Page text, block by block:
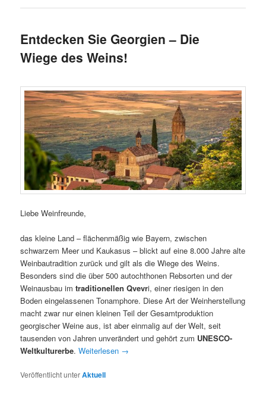
Entdecken Sie Georgien – Die
Wiege des Weins!
Liebe Weinfreunde,
das kleine Land – flächenmäßig wie Bayern, zwischen
schwarzem Meer und Kaukasus – blickt auf eine 8.000 Jahre alte
Weinbautradition zurück und gilt als die Wiege des Weins.
Besonders sind die über 500 autochthonen Rebsorten und der
Weinausbau imtraditionellen Qvevri, einer riesigen in den
Boden eingelassenen Tonamphore. Diese Art der Weinherstellung
macht zwar nur einen kleinen Teil der Gesamtproduktion
georgischer Weine aus, ist aber einmalig auf der Welt, seit
tausenden von Jahren unverändert und gehört zum UNESCO-
Weltkulturerbe.Weiterlesen →
Veröffentlicht unterAktuell